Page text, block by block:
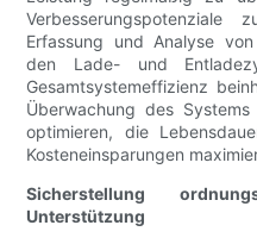
Erfassung und Analyse
den Lade- und
Gesamtsystemeffizienz
Überwachung des
optimieren, die
Kosteneinsparungen
Sicherstellung
Unterstützung